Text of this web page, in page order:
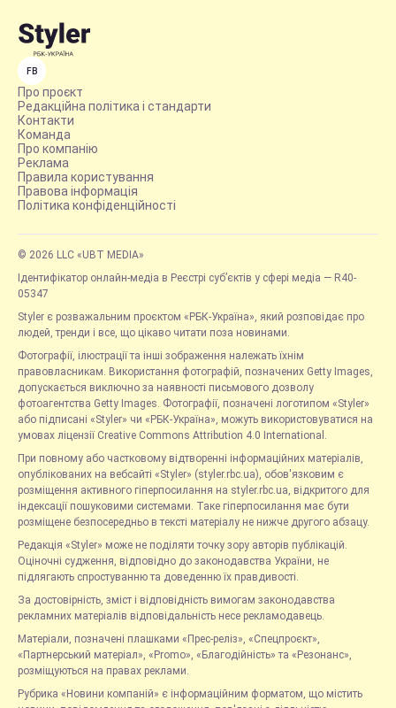
FB
Про проєкт
Редакційна політика і стандарти
Контакти
Команда
Про компанію
Реклама
Правила користування
Правова інформація
Політика конфіденційності
© 2026 LLC «UBT MEDIA»
Ідентифікатор онлайн-медіа в Реєстрі суб’єктів у сфері медіа — R40-
05347
Styler є розважальним проєктом «РБК-Україна», який розповідає про
людей, тренди і все, що цікаво читати поза новинами.
Фотографії, ілюстрації та інші зображення належать їхнім
правовласникам. Використання фотографій, позначених Getty Images,
допускається виключно за наявності письмового дозволу
фотоагентства Getty Images. Фотографії, позначені логотипом «Styler»
або підписані «Styler» чи «РБК-Україна», можуть використовуватися на
умовах ліцензії Creative Commons Attribution 4.0 International.
При повному або частковому відтворенні інформаційних матеріалів,
опублікованих на вебсайті «Styler» (styler.rbc.ua), обов'язковим є
розміщення активного гіперпосилання на styler.rbc.ua, відкритого для
індексації пошуковими системами. Таке гіперпосилання має бути
розміщене безпосередньо в тексті матеріалу не нижче другого абзацу.
Редакція «Styler» може не поділяти точку зору авторів публікацій.
Оціночні судження, відповідно до законодавства України, не
підлягають спростуванню та доведенню їх правдивості.
За достовірність, зміст і відповідність вимогам законодавства
рекламних матеріалів відповідальність несе рекламодавець.
Матеріали, позначені плашками «Прес-реліз», «Спецпроєкт»,
«Партнерський матеріал», «Promo», «Благодійність» та «Резонанс»,
розміщуються на правах реклами.
Рубрика «Новини компаній» є інформаційним форматом, що містить